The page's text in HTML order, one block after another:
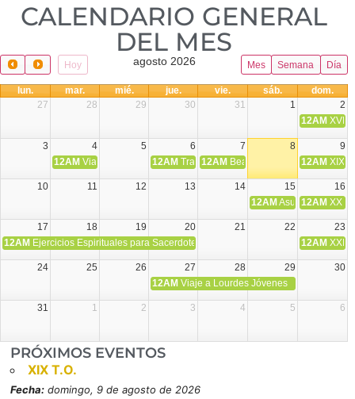
CALENDARIO GENERAL
DEL MES​
Hoy Mes Semana Día
agosto 2026
lun. mar. mié. jue. vie. sáb.
dom.
27
28 29 30 31 1
2
12AM XVIII
3 4 5 6 7 8
9
12AM Viaje Diocesano a Japón.
12AM Transfiguración del Señor
12AM Beatos Cruz Laplana,
12AM XIX
10 11 12 13 14 15
16
12AM Asunción de la
12AM XX
17 18 19 20 21 22
23
12AM Ejercicios Espirituales para Sacerdotes. Priego. 12AM XXI
24 25 26 27 28 29
30
12AM Viaje a Lourdes Jóvenes
31 1 2 3 4 5 6
PRÓXIMOS EVENTOS
XIX T.O.
Fecha: domingo, 9 de agosto de 2026